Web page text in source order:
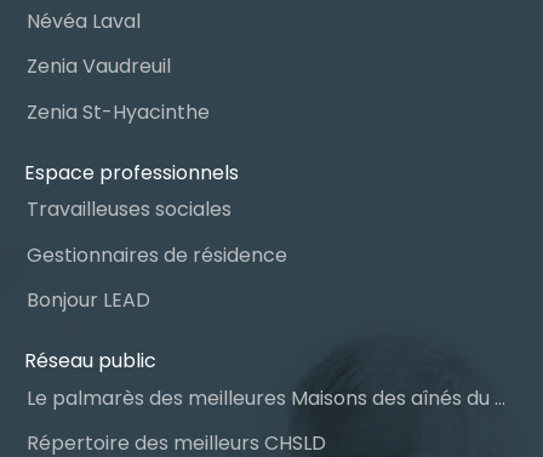
Névéa Laval
Zenia Vaudreuil
Zenia St-Hyacinthe
Espace professionnels
Travailleuses sociales
Gestionnaires de résidence
Bonjour LEAD
Réseau public
Le palmarès des meilleures Maisons des aînés du Québec
Répertoire des meilleurs CHSLD